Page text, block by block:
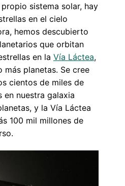
sistema solar, hay
en el cielo
hemos descubierto
que orbitan
en la Vía Láctea,
más planetas. Se cree
cientos de miles de
en nuestra galaxia
y la Vía Láctea
100 mil millones de